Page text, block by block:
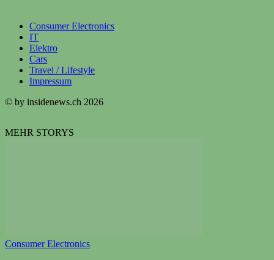
Consumer Electronics
IT
Elektro
Cars
Travel / Lifestyle
Impressum
© by insidenews.ch 2026
MEHR STORYS
Consumer Electronics